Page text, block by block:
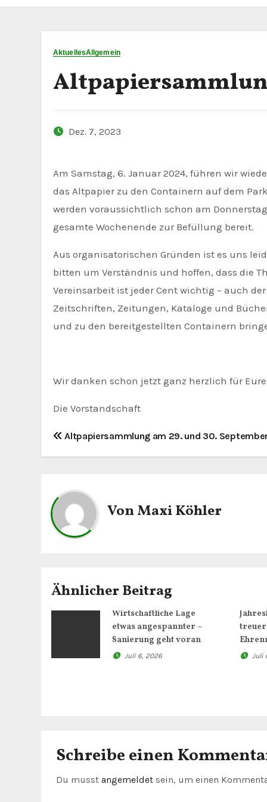
AktuellesAllgemein
Dez. 7, 2023
Am Samstag, 6. Januar 2024, führen wir wieder eine Altpapiersammlung durch. Wir bitten die Bevölkerung,
das Altpapier zu den Containern auf dem
werden voraussichtlich schon am
gesamte Wochenende zur Befüllung bereit.
Aus organisatorischen Gründen ist es uns
bitten um Verständnis und hoffen, dass die
Vereinsarbeit ist jeder Cent wichtig – auch
Zeitschriften, Zeitungen, Kataloge und
und zu den bereitgestellten Containern
Wir danken schon jetzt ganz herzlich für
Die Vorstandschaft
B
e
t
r
g
s
a
a
t
Altpapiersammlung am 29. und 30.
VonMaxi Köhler
Ähnlicher Beitrag
Wirtschaftliche Lage
etwas angespannter –
Sanierung geht voran
Juli 6, 2026
treuer
Juli
Schreibe einen
Du musst angemeldet sein, um einen